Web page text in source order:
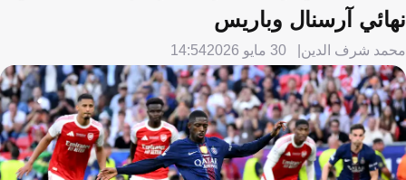
نهائي آرسنال وباريس
محمد شرف الدين 30 مايو 2026 14:54